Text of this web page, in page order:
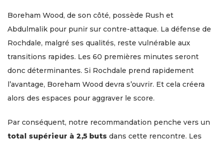
Boreham Wood, de son côté, possède Rush et
Abdulmalik pour punir sur contre-attaque. La défense de
Rochdale, malgré ses qualités, reste vulnérable aux
transitions rapides. Les 60 premières minutes seront
donc déterminantes. Si Rochdale prend rapidement
l’avantage, Boreham Wood devra s’ouvrir. Et cela créera
alors des espaces pour aggraver le score.
Par conséquent, notre recommandation penche vers un
total supérieur à 2,5 buts dans cette rencontre. Les